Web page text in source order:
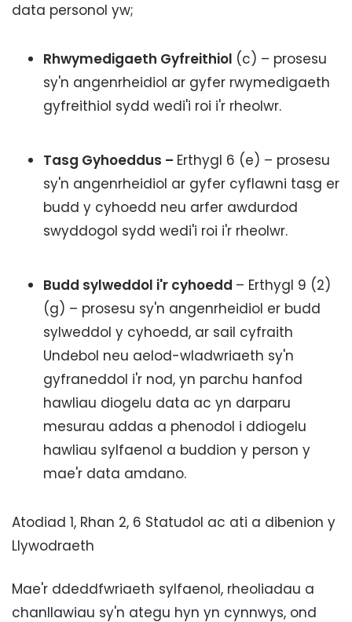
data personol yw;
Rhwymedigaeth Gyfreithiol (c) – prosesu
sy'n angenrheidiol ar gyfer rwymedigaeth
gyfreithiol sydd wedi'i roi i'r rheolwr.
Tasg Gyhoeddus – Erthygl 6 (e) – prosesu
sy'n angenrheidiol ar gyfer cyflawni tasg er
budd y cyhoedd neu arfer awdurdod
swyddogol sydd wedi'i roi i'r rheolwr.
Budd sylweddol i'r cyhoedd – Erthygl 9 (2)
(g) – prosesu sy'n angenrheidiol er budd
sylweddol y cyhoedd, ar sail cyfraith
Undebol neu aelod-wladwriaeth sy'n
gyfraneddol i'r nod, yn parchu hanfod
hawliau diogelu data ac yn darparu
mesurau addas a phenodol i ddiogelu
hawliau sylfaenol a buddion y person y
mae'r data amdano.
Atodiad 1, Rhan 2, 6 Statudol ac ati a dibenion y
Llywodraeth
Mae'r ddeddfwriaeth sylfaenol, rheoliadau a
chanllawiau sy'n ategu hyn yn cynnwys, ond